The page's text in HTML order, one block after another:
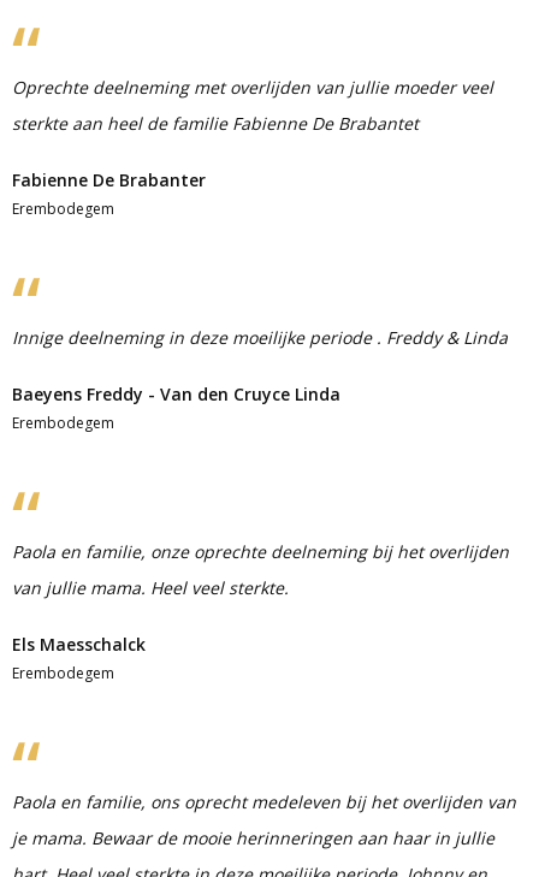
Oprechte deelneming met overlijden van jullie moeder veel
sterkte aan heel de familie Fabienne De Brabantet
Fabienne De Brabanter
Erembodegem
Innige deelneming in deze moeilijke periode . Freddy & Linda
Baeyens Freddy - Van den Cruyce Linda
Erembodegem
Paola en familie, onze oprechte deelneming bij het overlijden
van jullie mama. Heel veel sterkte.
Els Maesschalck
Erembodegem
Paola en familie, ons oprecht medeleven bij het overlijden van
je mama. Bewaar de mooie herinneringen aan haar in jullie